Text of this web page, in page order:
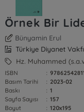
Örnek Bir
Bünyamin Erul
Türkiye Diyanet Vakfı
Hz. Muhammed
ISBN :
Basım Tarihi
: 2023-02
Baskı
: 1
Sayfa Sayısı
: 157
Boyut
: 120x195